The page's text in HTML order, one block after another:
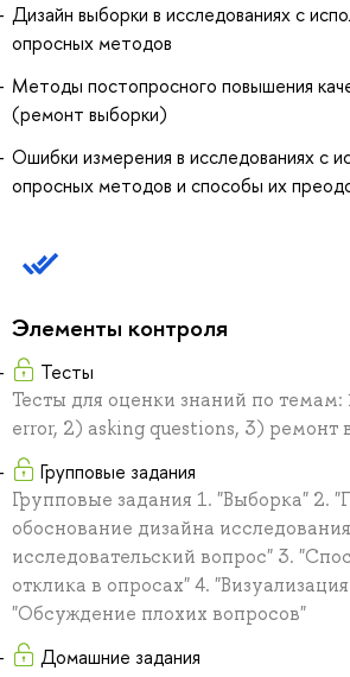
Дизайн выборки в исследованиях с
опросных методов
Методы постопросного повышения
(ремонт выборки)
Ошибки измерения в исследованиях с
опросных методов и способы их
Элементы контроля
Тесты
Тесты для оценки знаний по
error, 2) asking questions, 3) ремонт
Групповые задания
Групповые задания 1. "Выборка" 2.
обоснование дизайна
исследовательский вопрос" 3.
отклика в опросах" 4.
"Обсуждение плохих вопросов"
Домашние задания